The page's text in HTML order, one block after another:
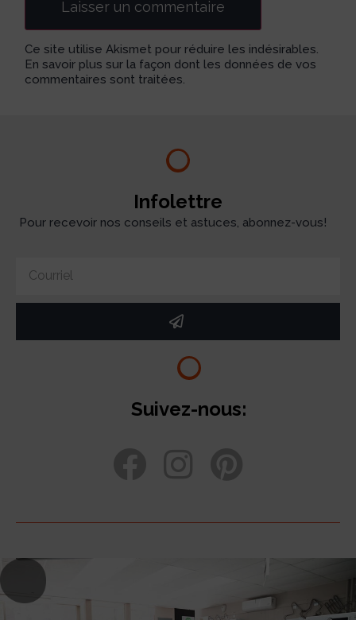
Ce site utilise Akismet pour réduire les indésirables.
En savoir plus sur la façon dont les données de vos
commentaires sont traitées.
Infolettre
Pour recevoir nos conseils et astuces, abonnez-vous!
Suivez-nous: